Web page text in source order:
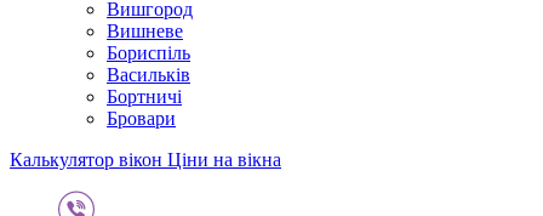
Вишгород
Вишневе
Бориспіль
Васильків
Бортничі
Бровари
Калькулятор вікон Ціни на вікна